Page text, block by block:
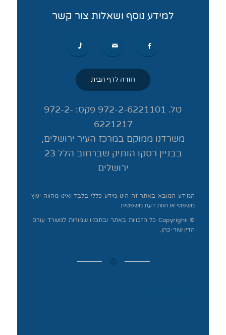
למידע נוסף ושאלות צור קשר
חזרה לדף הבית
טל. 972-2-6221101 פקס: 972-2-
6221217
משרדנו ממוקם במרכז העיר ירושלים,
בבניין רסקו הותיק שברחוב הלל 23
ירושלים
המידע המובא באתר זה הינו מידע כללי בלבד ואינו מהווה יעוץ
משפטי או חוות דעת משפטית.
© Copyright כל הזכויות באתר ובתכניו שמורות למשרד עורכי
הדין שור-כהן.